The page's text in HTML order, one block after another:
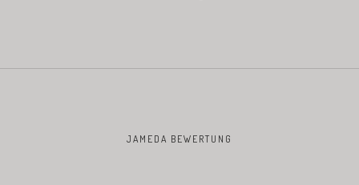
JAMEDA BEWERTUNG